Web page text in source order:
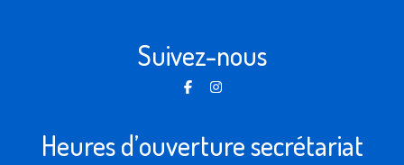
Suivez-nous
Heures d’ouverture secrétariat